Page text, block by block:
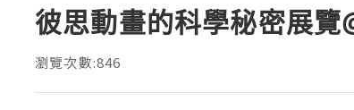
彼思動畫的科學秘密展覽
瀏覽次數:846